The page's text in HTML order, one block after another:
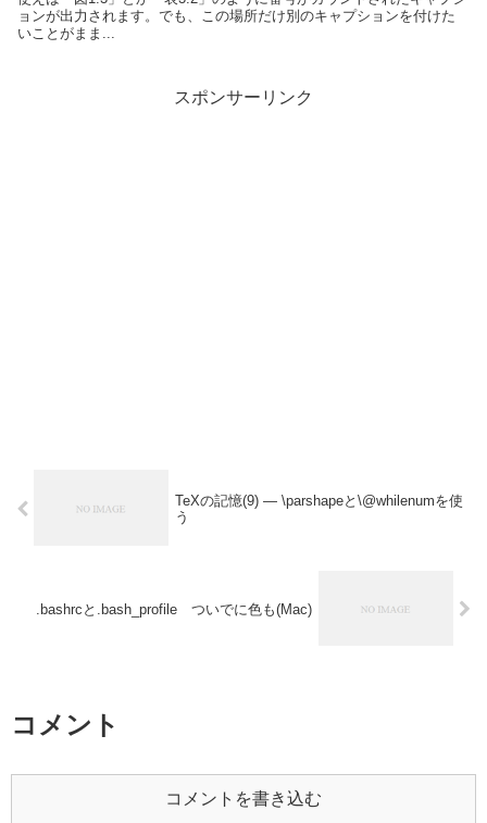
ョンが出力されます。でも、この場所だけ別のキャプションを付けた
いことがまま...
スポンサーリンク
TeXの記憶(9) — \parshapeと\@whilenumを使
う
.bashrcと.bash_profile ついでに色も(Mac)
コメント
コメントを書き込む